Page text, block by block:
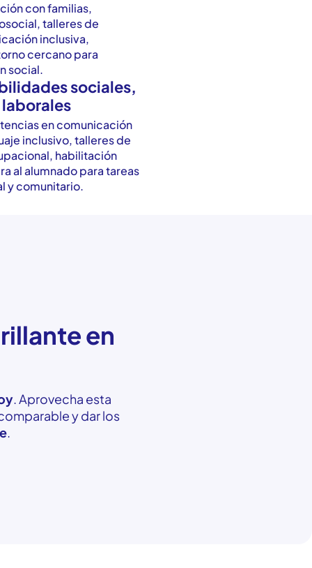
con familias,
talleres de
inclusiva,
cercano para
social.
sociales,
en comunicación
inclusivo, talleres de
habilitación
al alumnado para tareas
y comunitario.
en
. Aprovecha esta
y dar los
.